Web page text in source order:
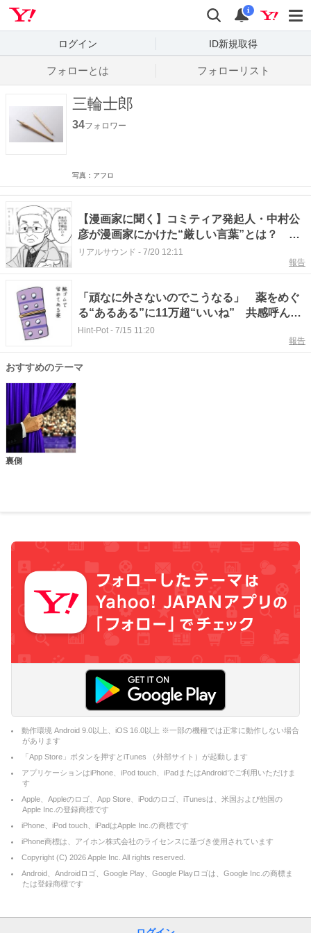
検索
通知
i
ログイン ID新規取得
フォローとは フォローリスト
三輪士郎
34フォロワー
写真：アフロ
【漫画家に聞く】コミティア発起人・中村公
彦が漫画家にかけた“厳しい言葉”とは？ 感
謝を綴った追悼エッセイに涙
リアルサウンド - 7/20 12:11
報告
「頑なに外さないのでこうなる」 薬をめぐ
る“あるある”に11万超“いいね” 共感呼んだ
イラストの裏側を作者に聞いた
Hint-Pot - 7/15 11:20
報告
おすすめのテーマ
裏側
動作環境 Android 9.0以上、iOS 16.0以上 ※一部の機種では正常に動作しない場合
があります
「App Store」ボタンを押すとiTunes （外部サイト）が起動します
アプリケーションはiPhone、iPod touch、iPadまたはAndroidでご利用いただけま
す
Apple、Appleのロゴ、App Store、iPodのロゴ、iTunesは、米国および他国の
Apple Inc.の登録商標です
iPhone、iPod touch、iPadはApple Inc.の商標です
iPhone商標は、アイホン株式会社のライセンスに基づき使用されています
Copyright (C) 2026Apple Inc. All rights reserved.
Android、Androidロゴ、Google Play、Google Playロゴは、Google Inc.の商標ま
たは登録商標です